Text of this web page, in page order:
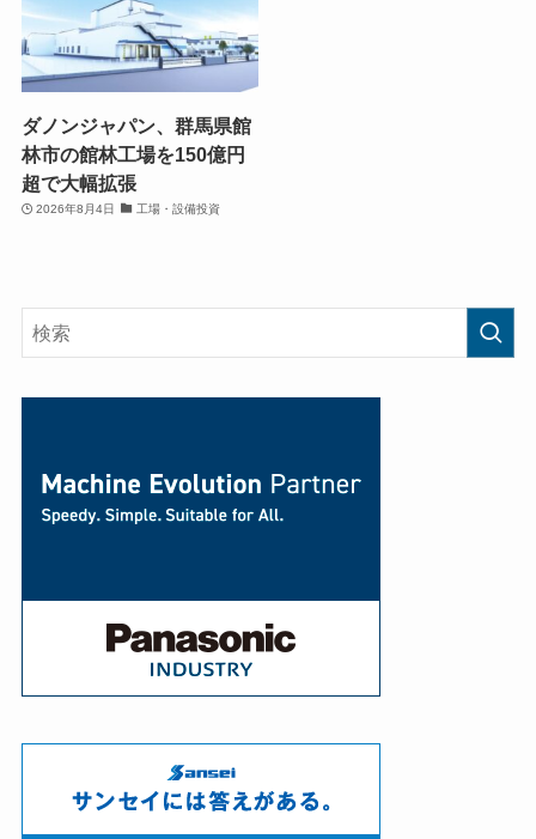
ダノンジャパン、群馬県館
林市の館林工場を150億円
超で大幅拡張
2026年8月4日 工場・設備投資